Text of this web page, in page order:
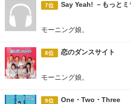
7位 Say Yeah! －もっとミ
モーニング娘。
8位 恋のダンスサイト
モーニング娘。
9位 One・Two・Three